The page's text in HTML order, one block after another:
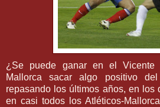
¿Se puede ganar en el Vicente
Mallorca sacar algo positivo del
repasando los últimos años, en los
en casi todos los Atléticos-Mallorca